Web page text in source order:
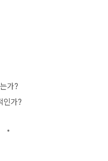
가?
인가?